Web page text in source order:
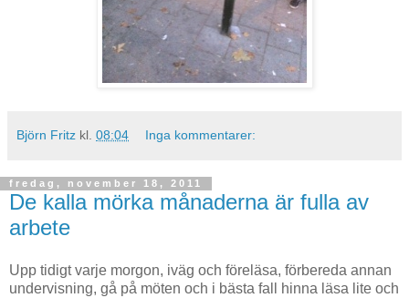
Björn Fritz kl. 08:04 Inga kommentarer:
fredag, november 18, 2011
De kalla mörka månaderna är fulla av
arbete
Upp tidigt varje morgon, iväg och föreläsa, förbereda annan
undervisning, gå på möten och i bästa fall hinna läsa lite och